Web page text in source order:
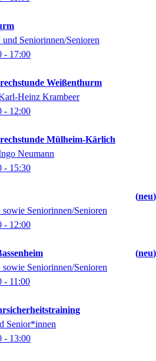
Seniorinnen/Senioren
- 17:00
Weißenthurm
Heinz Krambeer
- 12:00
Mülheim-Kärlich
Neumann
- 15:30
neu
Seniorinnen/Senioren
- 12:00
neu
Seniorinnen/Senioren
- 11:00
Senior*innen
- 13:00